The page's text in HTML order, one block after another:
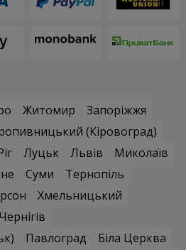
Житомир
Запоріжжя
(Кіровоград)
Луцьк Львів
Миколаїв
Суми
Тернопіль
Хмельницький
Чернігів
Павлоград
Біла Церква